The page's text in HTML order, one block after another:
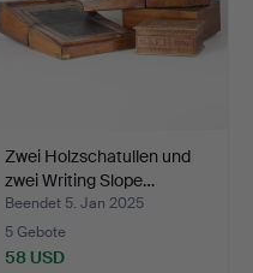
Zwei Holzschatullen und
zwei Writing Slope…
Beendet 5. Jan 2025
5 Gebote
58 USD